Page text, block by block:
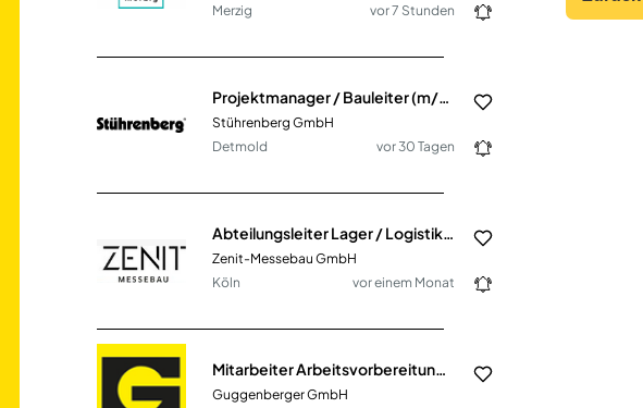
Merzig
vor 7 Stunden
Projektmanager / Bauleiter (m/w/d) Elektrotechnik - Lichtsignalanlagen - Tiefbau
Stührenberg GmbH
Detmold
vor 30 Tagen
Abteilungsleiter Lager / Logistik (m/w/d) im Messebau und Innenausbau
Zenit-Messebau GmbH
Köln
vor einem Monat
Mitarbeiter Arbeitsvorbereitung (m/w/d) im Bereich Hoch- und SF-Bau
Guggenberger GmbH